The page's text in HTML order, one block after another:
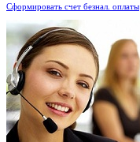
Сформировать счет безнал. оплаты